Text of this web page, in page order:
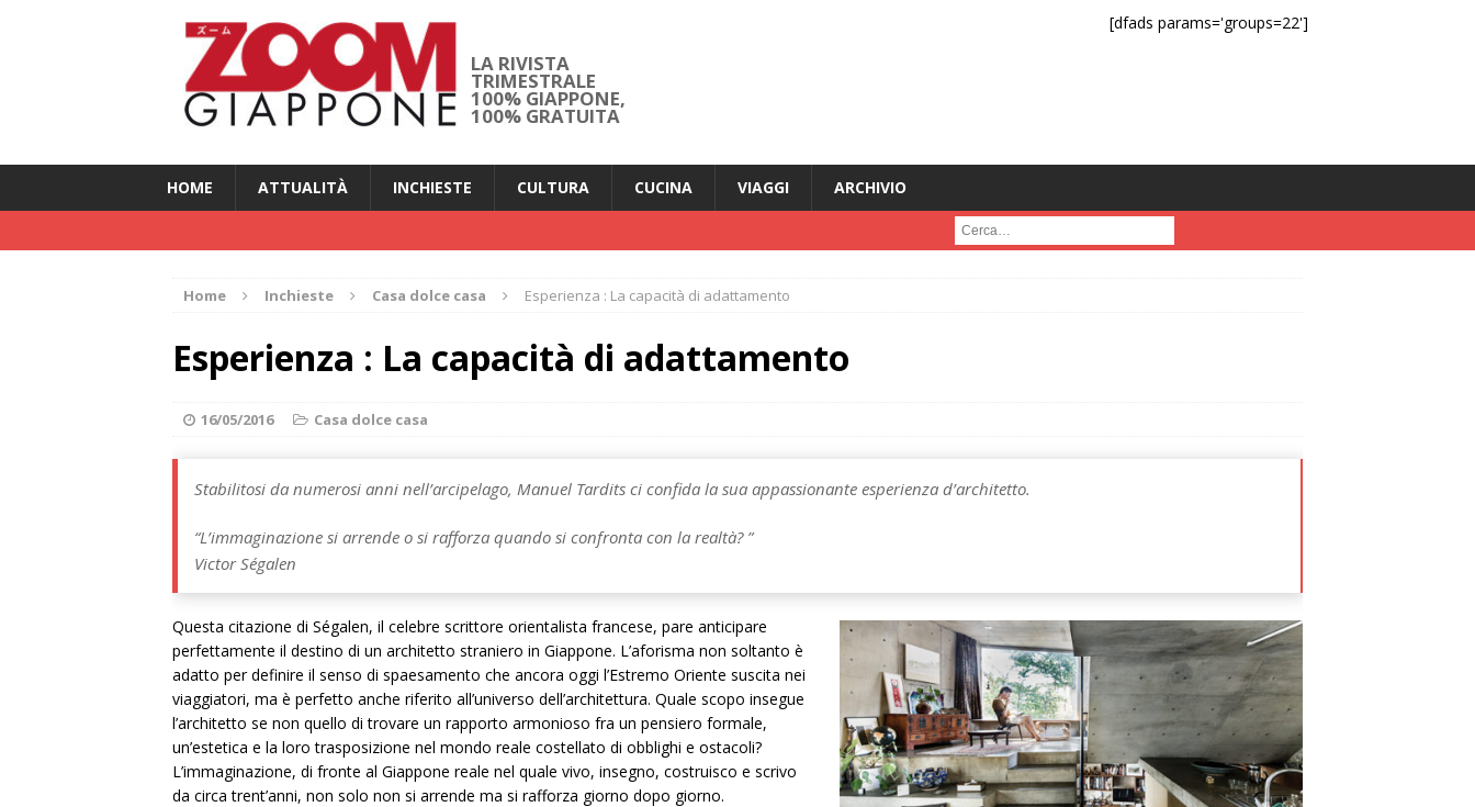
LA RIVISTA
TRIMESTRALE
100% GIAPPONE,
100% GRATUITA
[dfads params='groups=22']
HOME ATTUALITÀ INCHIESTE CULTURA CUCINA VIAGGI
ARCHIVIO
Cerca :
Home Inchieste Casa dolce casa Esperienza : La capacità di adattamento
Esperienza : La capacità di adattamento
16/05/2016 Casa dolce casa
Stabilitosi da numerosi anni nell’arcipelago, Manuel Tardits ci confida la sua appassionante esperienza d’architetto.
“L’immaginazione si arrende o si rafforza quando si confronta con la realtà? ”
Victor Ségalen
Questa citazione di Ségalen, il celebre scrittore orientalista francese, pare anticipare
perfettamente il destino di un architetto straniero in Giappone. L’aforisma non soltanto è
adatto per definire il senso di spaesamento che ancora oggi l’Estremo Oriente suscita nei
viaggiatori, ma è perfetto anche riferito all’universo dell’architettura. Quale scopo insegue
l’architetto se non quello di trovare un rapporto armonioso fra un pensiero formale,
un’estetica e la loro trasposizione nel mondo reale costellato di obblighi e ostacoli?
L’immaginazione, di fronte al Giappone reale nel quale vivo, insegno, costruisco e scrivo
da circa trent’anni, non solo non si arrende ma si rafforza giorno dopo giorno.